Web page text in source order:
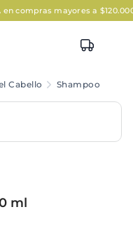
mayores a $120.000
Cabello Shampoo
ml